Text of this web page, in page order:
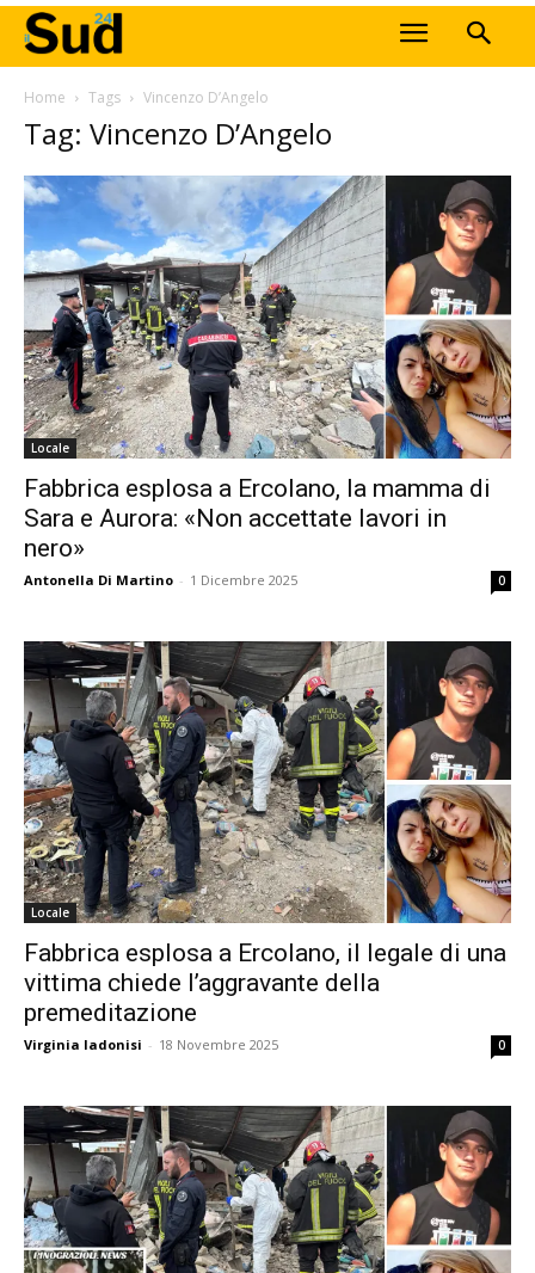
Home Tags Vincenzo D’Angelo
Tag: Vincenzo D’Angelo
Locale
Fabbrica esplosa a Ercolano, la mamma di
Sara e Aurora: «Non accettate lavori in
nero»
Antonella Di Martino - 1 Dicembre 2025 0
Locale
Fabbrica esplosa a Ercolano, il legale di una
vittima chiede l’aggravante della
premeditazione
Virginia Iadonisi - 18 Novembre 2025 0